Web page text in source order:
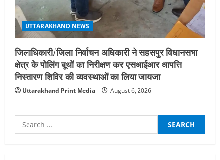
UTTARAKHAND NEWS
जिलाधिकारी/जिला निर्वाचन अधिकारी ने सहसपुर विधानसभा
क्षेत्र के पोलिंग बूथों का निरीक्षण कर एसआईआर आपत्ति
निस्तारण शिविर की व्यवस्थाओं का लिया जायजा
Uttarakhand Print Media August 6, 2026
Search
for: